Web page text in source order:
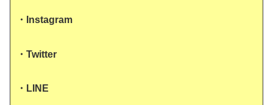
・Instagram
・Twitter
・LINE